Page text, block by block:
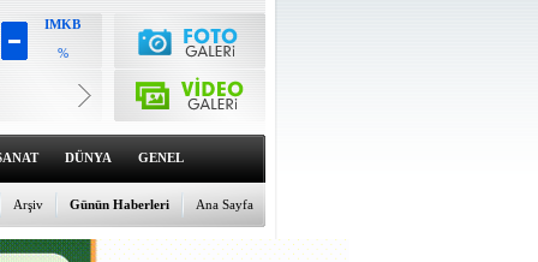
IMKB
%
6495.16
%0.23
Dolar
47.5773
%0.12
Euro
54.8287
%-0.07
DÜNYA GENEL
Ana Sayfa
Günün Haberleri
Arşiv